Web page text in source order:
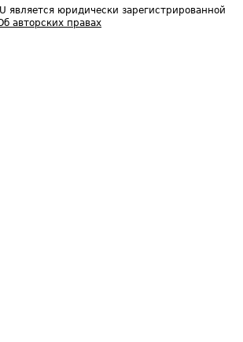
является юридически зарегистрированной
авторских правах